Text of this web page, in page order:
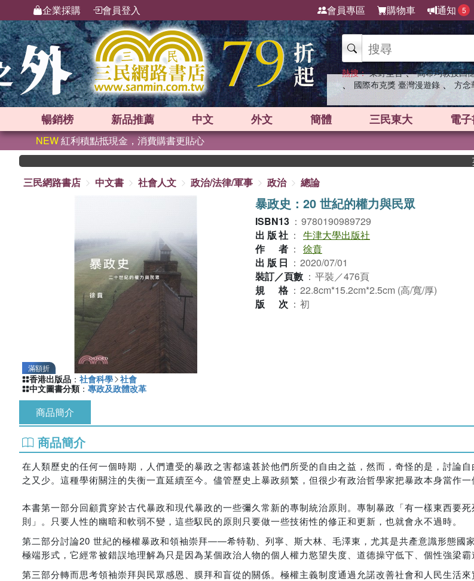
企業採購 會員登入 會員專區 購物車 通知 5
熱搜： 東野圭吾 、 高希均教授回
、 國際布克獎 臺灣漫遊錄 、 方念
暢銷榜 新品推薦 中文 外文 簡體 三民東大 電
NEW紅利積點抵現金，消費購書更貼心
英國
三民網路書店
中文書 社會人文 政治/法律/軍事 政治 總論
滿額折
暴政史：20 世紀的權力與民眾
ISBN13 ： 9780190989729
出版社 ： 牛津大學出版社
作者 ： 徐賁
出版日 ： 2020/07/01
裝訂／頁數 ： 平裝／476頁
規格 ： 22.8cm*15.2cm*2.5cm (高/寬/厚)
版次 ： 初
香港出版品 ： 社會科學 社會
中文圖書分類 ： 專政及政體改革
商品簡介
商品簡介
在人類歷史的任何一個時期，人們遭受的暴政之害都遠甚於他們所受的自由之益，然而，奇怪的是，討論
之又少。這種學術關注的失衡一直延續至今。儘管歷史上暴政頻繁，但很少有政治哲學家把暴政本身當作一
本書第一部分回顧貫穿於古代暴政和現代暴政的一些彌久常新的專制統治原則。專制暴政「有一樣東西要
則」。只要人性的幽暗和軟弱不變，這些馭民的原則只要做一些技術性的修正和更新，也就會永不過時。
第二部分討論20 世紀的極權暴政和領袖崇拜――希特勒、列寧、斯大林、毛澤東，尤其是共產意識形態國
極端形式，它經常被錯誤地理解為只是因為某個政治人物的個人權力慾望失度、道德操守低下、個性強梁霸
第三部分轉而思考領袖崇拜與民眾感恩、膜拜和盲從的關係。極權主義制度通過允諾改善社會和人民生活